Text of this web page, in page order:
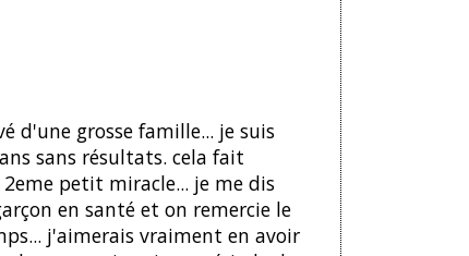
d'une grosse famille... je suis
sans résultats. cela fait
petit miracle... je me dis
en santé et on remercie le
j'aimerais vraiment en avoir